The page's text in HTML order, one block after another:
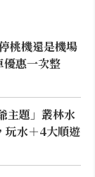
桃機還是機場
優惠一次整
主題」叢林水
玩水＋4大順遊